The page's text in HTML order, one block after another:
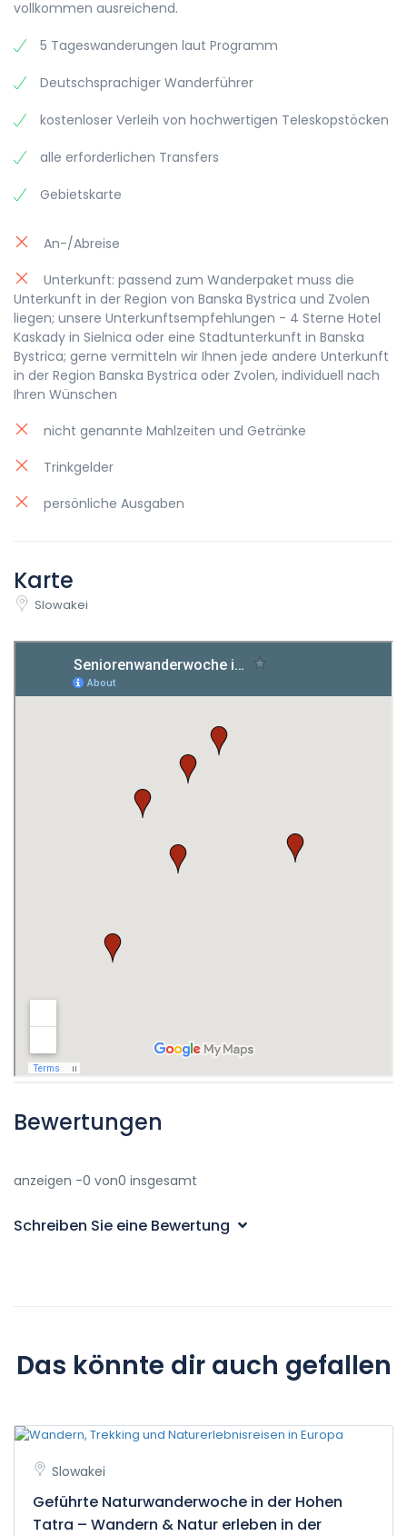
vollkommen ausreichend.
5 Tageswanderungen laut Programm
Deutschsprachiger Wanderführer
kostenloser Verleih von hochwertigen Teleskopstöcken
alle erforderlichen Transfers
Gebietskarte
An-/Abreise
Unterkunft: passend zum Wanderpaket muss die
Unterkunft in der Region von Banska Bystrica und Zvolen
liegen; unsere Unterkunftsempfehlungen - 4 Sterne Hotel
Kaskady in Sielnica oder eine Stadtunterkunft in Banska
Bystrica; gerne vermitteln wir Ihnen jede andere Unterkunft
in der Region Banska Bystrica oder Zvolen, individuell nach
Ihren Wünschen
nicht genannte Mahlzeiten und Getränke
Trinkgelder
persönliche Ausgaben
Karte
Slowakei
Bewertungen
anzeigen -0 von0 insgesamt
Schreiben Sie eine Bewertung
Das könnte dir auch gefallen
Slowakei
Geführte Naturwanderwoche in der Hohen
Tatra – Wandern & Natur erleben in der